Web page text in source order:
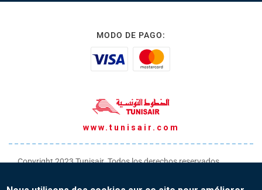
MODO DE PAGO:
www.tunisair.com
Copyright 2023 Tunisair. Todos los derechos reservados